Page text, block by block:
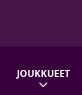
JOUKKUEET